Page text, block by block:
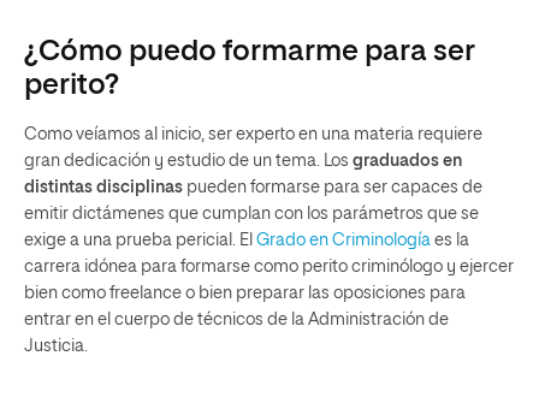
¿Cómo puedo formarme para ser
perito?
Como veíamos al inicio, ser experto en una materia requiere
gran dedicación y estudio de un tema. Los graduados en
distintas disciplinas pueden formarse para ser capaces de
emitir dictámenes que cumplan con los parámetros que se
exige a una prueba pericial. El Grado en Criminología es la
carrera idónea para formarse como perito criminólogo y ejercer
bien como freelance o bien preparar las oposiciones para
entrar en el cuerpo de técnicos de la Administración de
Justicia.